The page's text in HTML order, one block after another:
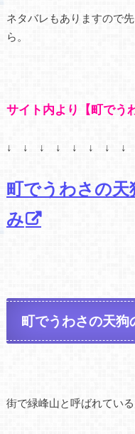
ネタバレもありますので
ら。
サイト内より【町でう
↓ ↓ ↓ ↓ ↓ ↓ ↓ ↓
町でうわさの
み
町でうわさの天狗
街で緑峰山と呼ばれている